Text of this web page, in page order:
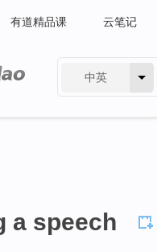
有道精品课 云笔记
中英
a speech